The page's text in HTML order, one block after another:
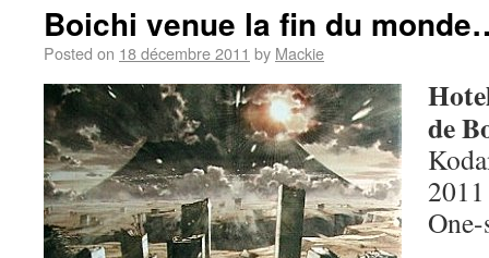
Boichi venue la fin du
Posted on 18 décembre 2011 by Mackie
de
2011